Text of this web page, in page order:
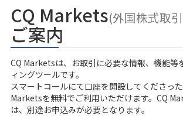
CQ Markets(外国株式取
ご案内
CQ Marketsは、お取引に必要な情報、機能等
ィングツールです。
スマートコールにて口座を開設してくださっ
Marketsを無料でご利用いただけます。CQ
は、別途お申込みが必要となります。